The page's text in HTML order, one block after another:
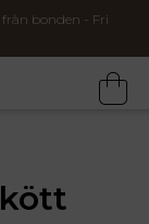
bonden - Fri